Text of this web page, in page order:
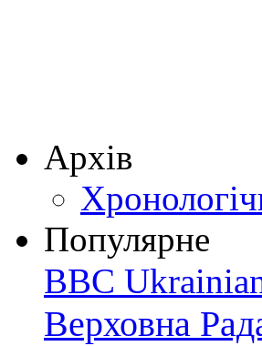
Архів
Популярне
BBC
Верховна